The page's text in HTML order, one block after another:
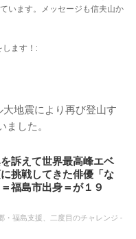
います。メッセージも信夫山か
します！:
地震により再び登山す
した。
訴えて世界最高峰エベ
挑戦してきた俳優「な
福島市出身＝が１９
福島支援、二度目のチャレンジ -